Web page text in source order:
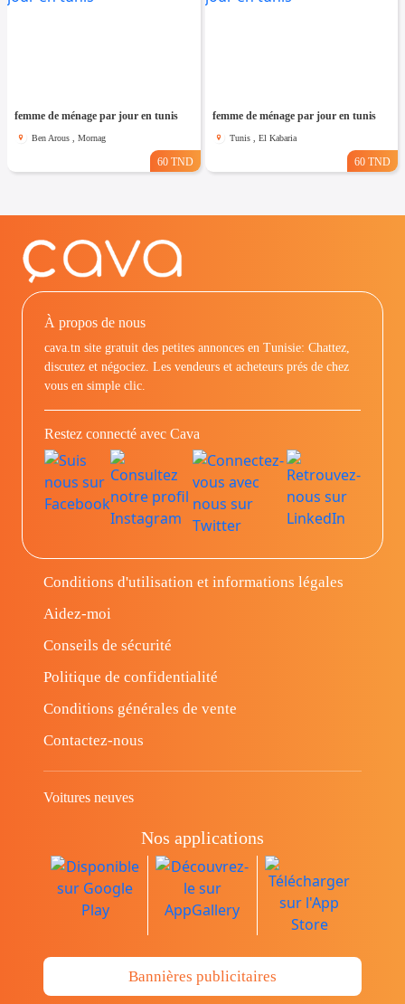
femme de ménage par jour en tunis
Ben Arous , Mornag
60 TND
femme de ménage par jour en tunis
Tunis , El Kabaria
60 TND
À propos de nous
cava.tn site gratuit des petites annonces en Tunisie: Chattez,
discutez et négociez. Les vendeurs et acheteurs prés de chez
vous en simple clic.
Restez connecté avec Cava
Conditions d'utilisation et informations légales
Aidez-moi
Conseils de sécurité
Politique de confidentialité
Conditions générales de vente
Contactez-nous
Voitures neuves
Nos applications
Bannières publicitaires